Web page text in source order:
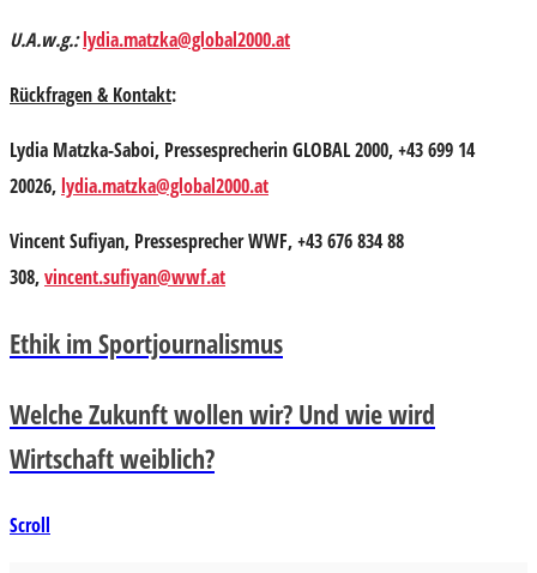
U.A.w.g.:lydia.matzka@global2000.at
Rückfragen & Kontakt:
Lydia Matzka-Saboi, Pressesprecherin GLOBAL 2000, +43 699 14
20026,lydia.matzka@global2000.at
Vincent Sufiyan, Pressesprecher WWF, +43 676 834 88
308,vincent.sufiyan@wwf.at
Ethik im Sportjournalismus
Welche Zukunft wollen wir? Und wie wird
Wirtschaft weiblich?
Scroll